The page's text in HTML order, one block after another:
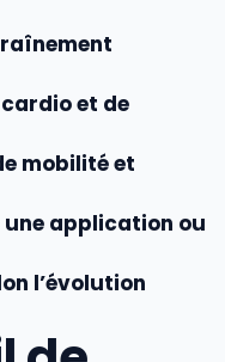
et de
mobilité et
application ou
l’évolution